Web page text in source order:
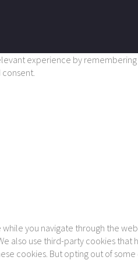
experience by
you navigate through the
also use third-party cookies
cookies. But opting out of